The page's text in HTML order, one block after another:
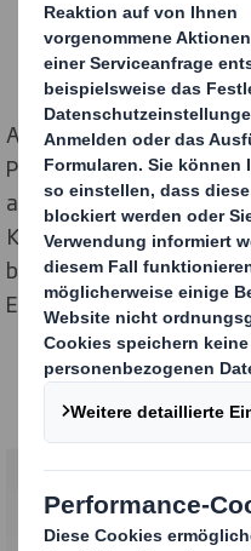
Als Experte für die
Pacsystem in
alle anderen. Das
Kleinbauern dabei zu
bündeln und durch
Einsparungen zu erzielen.